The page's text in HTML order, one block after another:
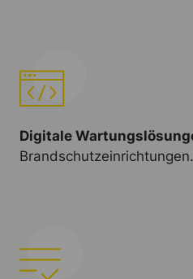
Digitale
Brandschutzeinrichtungen.